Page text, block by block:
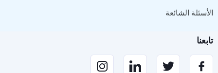
الأسئلة الشائعة
تابعنا